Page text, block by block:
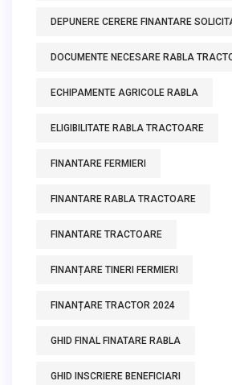
DEPUNERE CERERE FINANTARE
DOCUMENTE NECESARE RABLA
ECHIPAMENTE AGRICOLE RABLA
ELIGIBILITATE RABLA TRACTOARE
FINANTARE FERMIERI
FINANTARE RABLA TRACTOARE
FINANTARE TRACTOARE
FINANȚARE TINERI FERMIERI
FINANȚARE TRACTOR 2024
GHID FINAL FINATARE RABLA
GHID INSCRIERE BENEFICIARI